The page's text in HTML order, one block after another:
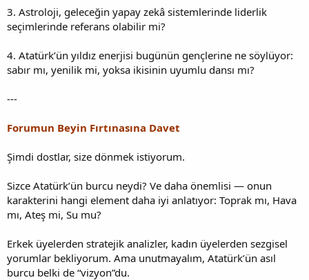
3. Astroloji, geleceğin yapay zekâ sistemlerinde liderlik
seçimlerinde referans olabilir mi?
4. Atatürk’ün yıldız enerjisi bugünün gençlerine ne söylüyor:
sabır mı, yenilik mi, yoksa ikisinin uyumlu dansı mı?
---
Forumun Beyin Fırtınasına Davet
Şimdi dostlar, size dönmek istiyorum.
Sizce Atatürk’ün burcu neydi? Ve daha önemlisi — onun
karakterini hangi element daha iyi anlatıyor: Toprak mı, Hava
mı, Ateş mi, Su mu?
Erkek üyelerden stratejik analizler, kadın üyelerden sezgisel
yorumlar bekliyorum. Ama unutmayalım, Atatürk’ün asıl
burcu belki de “vizyon”du.